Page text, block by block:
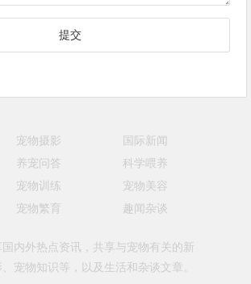
宠物摄影
国际新闻
养宠问答
科学喂养
宠物训练
宠物美容
宠物繁育 趣闻杂谈
国内外热点资讯，共享与宠物有关的新
宠物知识等，以及生活和杂谈文章。